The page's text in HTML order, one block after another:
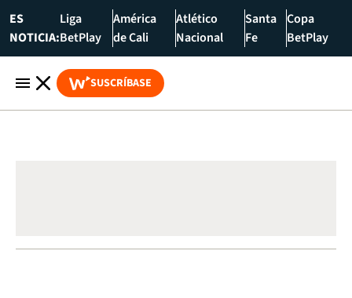
ES
NOTICIA:
Liga
BetPlay
América
de Cali
Atlético
Nacional
Santa
Fe
Copa
BetPlay
SUSCRÍBASE